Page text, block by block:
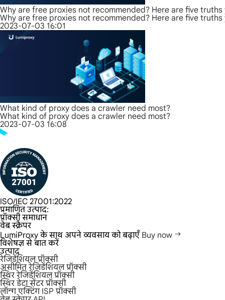
Why are free proxies not recommended? Here are five truths
Why are free proxies not recommended? Here are five truths
2023-07-03 16:01
What kind of proxy does a crawler need most?
What kind of proxy does a crawler need most?
2023-07-03 16:08
ISO/IEC 27001:2022
प्रमाणित उत्पाद:
प्रॉक्सी समाधान
वेब स्क्रैपर
LumiProxy के साथ अपने व्यवसाय को बढ़ाएँ Buy now
विशेषज्ञ से बात करें
उत्पाद
रेजिडेंशियल प्रॉक्सी
असीमित रेजिडेंशियल प्रॉक्सी
स्थिर रेजिडेंशियल प्रॉक्सी
स्थिर डेटा सेंटर प्रॉक्सी
लॉन्ग एक्टिंग ISP प्रॉक्सी